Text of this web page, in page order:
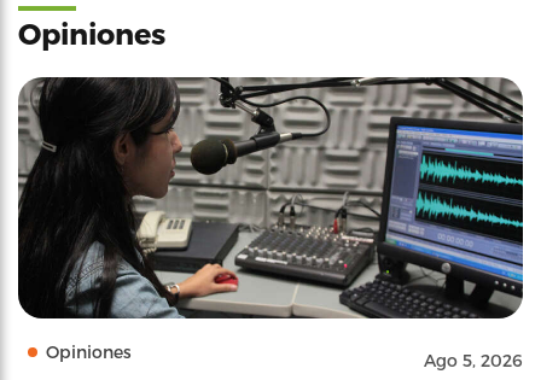
Opiniones
Opiniones Ago 5, 2026